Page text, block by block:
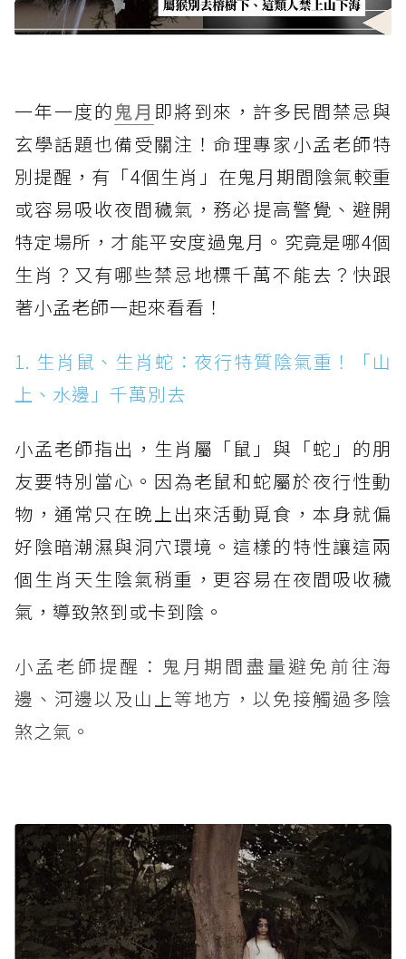
一年一度的鬼月 即將到來，許多民間禁忌與
玄學話題也備受關注！命理專家小孟老師特
別提醒，有「4個生肖」在鬼月期間陰氣較重
或容易吸收夜間穢氣，務必提高警覺、避開
特定場所，才能平安度過鬼月。究竟是哪4個
生肖？又有哪些禁忌地標千萬不能去？快跟
著小孟老師一起來看看！
1. 生肖鼠、生肖蛇：夜行特質陰氣重！「山
上、水邊」千萬別去
小孟老師指出，生肖屬「鼠」與「蛇」的朋
友要特別當心。因為老鼠和蛇屬於夜行性動
物，通常只在晚上出來活動覓食，本身就偏
好陰暗潮濕與洞穴環境。這樣的特性讓這兩
個生肖天生陰氣稍重，更容易在夜間吸收穢
氣，導致煞到或卡到陰。
小孟老師提醒：鬼月期間盡量避免前往海
邊、河邊以及山上等地方，以免接觸過多陰
煞之氣。